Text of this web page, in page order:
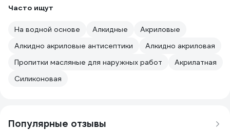
Часто ищут
На водной основе Алкидные
Акриловые
Алкидно акриловые антисептики
Алкидно акриловая
Пропитки масляные для наружных работ
Акрилатная
Силиконовая
Популярные отзывы